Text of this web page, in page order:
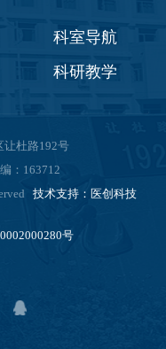
科室导航
科研教学
让杜路192号
：163712
技术支持：医创科技
号